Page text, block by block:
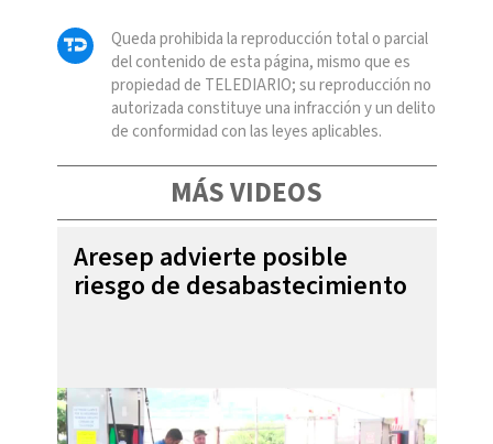
Queda prohibida la reproducción total o parcial
del contenido de esta página, mismo que es
propiedad de TELEDIARIO; su reproducción no
autorizada constituye una infracción y un delito
de conformidad con las leyes aplicables.
MÁS VIDEOS
Aresep advierte posible
riesgo de desabastecimiento